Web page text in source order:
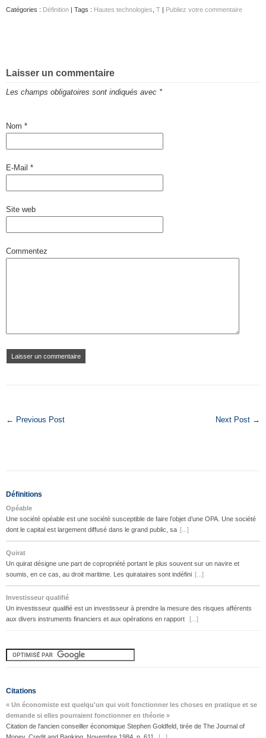
Catégories : Définition | Tags : Hautes technologies T | Publiez votre commentaire
Laisser un commentaire
Les champs obligatoires sont indiqués avec *
Nom *
E-Mail *
Site web
Commentez
← Previous Post Next Post →
Définitions
Opéable
Une société opéable est une société susceptible de faire l’objet d’une OPA. Une société
dont le capital est largement diffusé dans le grand public, sa [...]
Quirat
Un quirat désigne une part de copropriété portant le plus souvent sur un navire et
soumis, en ce cas, au droit maritime. Les quirataires sont indéfini [...]
Investisseur qualifié
Un investisseur qualifié est un investisseur à prendre la mesure des risques afférents
aux divers instruments financiers et aux opérations en rapport
[...]
Citations
« Un économiste est quelqu'un qui voit fonctionner les choses en pratique et se
demande si elles pourraient fonctionner en théorie »
Citation de l'ancien conseiller économique Stephen Goldfeld, tirée de The Journal of